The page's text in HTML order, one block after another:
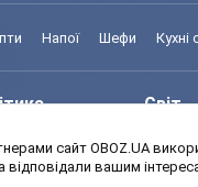
Напої Шефи Кухні
Світ
Моя
сайт OBOZ.UA
відповідали вашим